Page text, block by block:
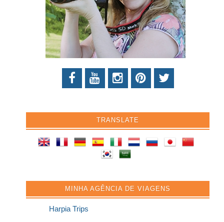
TRANSLATE
MINHA AGÊNCIA DE VIAGENS
Harpia Trips